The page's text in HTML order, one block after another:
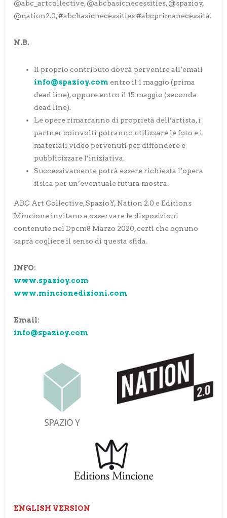
@abc_artcollective, @abcbasicnecessities, @spazioy,
@nation2.0, #abcbasicnecessities #abcprimanecessità.
N.B.
Il proprio contributo dovrà pervenire all’email
info@spazioy.com entro il 1 maggio (prima
dead line), oppure entro il 15 maggio (seconda
dead line).
Le opere rimarranno di proprietà dell’artista, i
partner coinvolti potranno utilizzare le foto e i
materiali video pervenuti per diffondere e
pubblicizzare l’iniziativa.
Successivamente potrà essere richiesta l’opera
fisica per un’eventuale futura mostra.
ABC Art Collective, SpazioY, Nation 2.0 e Editions
Mincione invitano a osservare le disposizioni
contenute nel Dpcm8 Marzo 2020, certi che ognuno
saprà cogliere il senso di questa sfida.
INFO:
www.spazioy.com
www.mincionedizioni.com
Email:
info@spazioy.com
ENGLISH VERSION